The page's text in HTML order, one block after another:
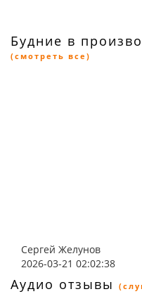
Будние в
(смотреть все)
Сергей Желунов
2026-03-21 02:02:38
Аудио отзывы